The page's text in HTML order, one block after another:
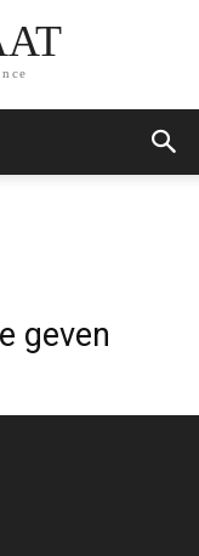
geven